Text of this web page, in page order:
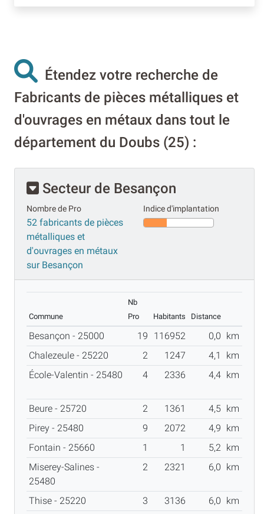
Étendez votre recherche de
Fabricants de pièces métalliques et
d'ouvrages en métaux dans tout le
département du Doubs (25) :
Secteur de Besançon
Nombre de Pro
52 fabricants de pièces
métalliques et
d'ouvrages en métaux
sur Besançon
Indice d'implantation
Commune
Nb
Pro
Habitants Distance
Besançon - 25000 19 116952 0,0
km
Chalezeule - 25220
2 1247 4,1
km
École-Valentin - 25480
4 2336 4,4 km
Beure - 25720 2 1361 4,5 km
Pirey - 25480
9 2072 4,9
km
Fontain - 25660
1 1 5,2 km
Miserey-Salines -
25480
2 2321 6,0 km
Thise - 25220 3 3136 6,0
km